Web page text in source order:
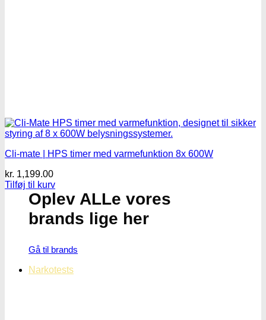
Oplev ALLe vores
brands lige her
Gå til brands
Narkotests
Cli-mate | HPS timer med varmefunktion 8x 600W
kr. 1,199.00
Tilføj til kurv